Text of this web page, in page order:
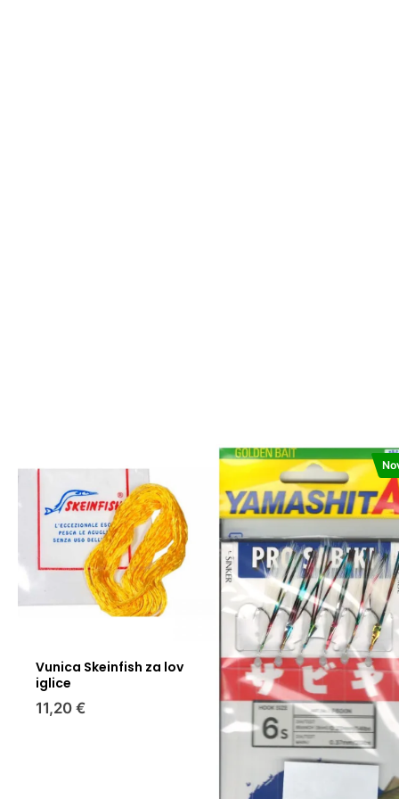
Vunica Skeinfish za lov
iglice
11,20 €